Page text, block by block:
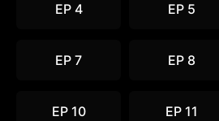
EP 4 EP 5
EP 7 EP 8
EP 10 EP 11